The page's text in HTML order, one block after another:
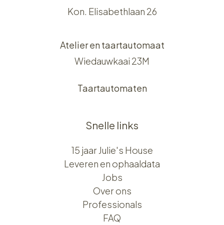
Kon. Elisabethlaan 26
Atelier en taartautomaat
Wiedauwkaai 23M
Taartautomaten
Snelle links
15 jaar Julie's House
Leveren en ophaaldata
Jobs
Over ons​​
Professionals
FAQ